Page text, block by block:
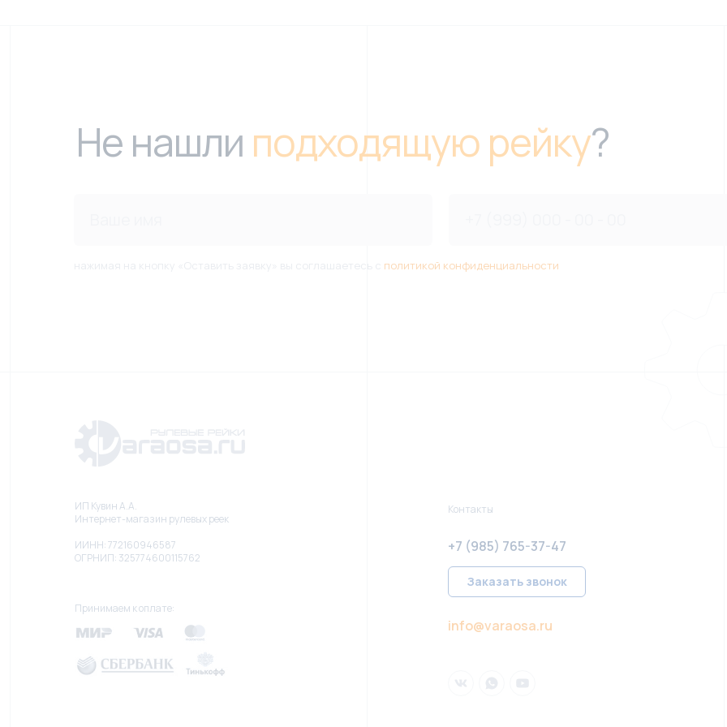
Не нашли подходящую рейку?
политикой конфиденциальности
Принимаем к оплате:
Контакты
ИП Кувин А.А.
Интернет-магазин рулевых реек
ИИНН: 772160946587
ОГРНИП: 325774600115762
info@varaosa.ru
+7 (985) 765-37-47
Заказать звонок